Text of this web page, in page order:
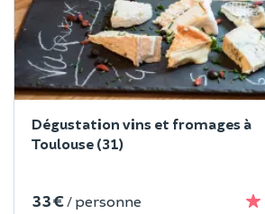
Dégustation vins et fromages à
Toulouse (31)
33 € / personne